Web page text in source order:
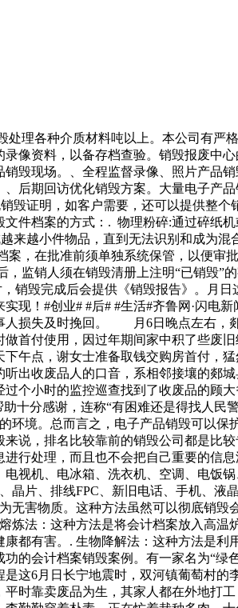
理各种介质材料吨以上。本公司有严
像资料，以备存档查验。销毁报废中
毁现场。、全程监督录像、照片产品
后期回访优化销毁方案。大量电子产
毁证明，如客户需要，还可以提供整个
件档案的方式：. 物理粉碎:通过碎纸
来越小件物品，直到无法识别和成为混
，在批准前须单独系统保管，以便审
监销人须在销毁清册上注明“已销毁”
销毁完成后会提供《销毁报告》。月日
！#创业# #后# #生活#齐鲁网·闪电
人损失及时挽回。 月6日晚点左右，
首付使用，因过年期间家中积了些废
点，谢女士准备取钱交购房首付，猛
出收废品人的口音，系相邻接壤的郯
小时的监控巡查找到了收废品的顾大
十分感谢，连称“有困难还是得找人
境。总而言之，电子产品销毁可以保
说，排名比较靠前的销毁公司都是比
行处理，而且也不会把自己重要的信
视机、电冰箱、洗衣机、空调、电饭
片、排线FPC、新旧电话、手机、液
害物质。这种方法虽然可以彻底销毁
法：这种方法是将会计档案放入高温
都有害。. 生物降解法：这种方法是利
的会计档案销毁案例。有一家名为“绿
这6月日长宁地震时，双河镇葡萄村的
时靠卖废品为生，其家人都在外地打